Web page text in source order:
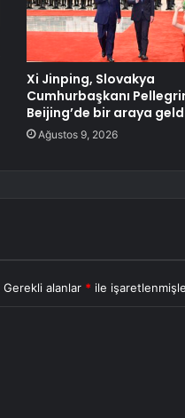
Xi Jinping, Slovakya
Cumhurbaşkanı
Beijing’de bir araya
Ağustos 9, 2026
Gerekli alanlar * ile